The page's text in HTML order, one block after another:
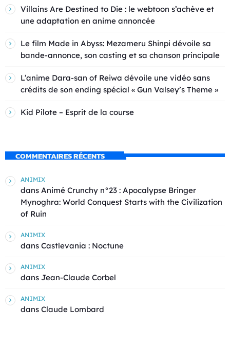
Villains Are Destined to Die : le webtoon s’achève et
une adaptation en anime annoncée
Le film Made in Abyss: Mezameru Shinpi dévoile sa
bande-annonce, son casting et sa chanson principale
L’anime Dara-san of Reiwa dévoile une vidéo sans
crédits de son ending spécial « Gun Valsey’s Theme »
Kid Pilote – Esprit de la course
COMMENTAIRES RÉCENTS
ANIMIX
dans Animé Crunchy n°23 : Apocalypse Bringer
Mynoghra: World Conquest Starts with the Civilization
of Ruin
ANIMIX
dans Castlevania : Noctune
ANIMIX
dans Jean-Claude Corbel
ANIMIX
dans Claude Lombard